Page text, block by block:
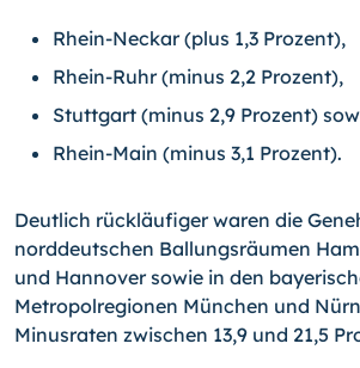
Rhein-Neckar (plus 1,3 Prozent),
Rhein-Ruhr (minus 2,2 Prozent),
Stuttgart (minus 2,9 Prozent)
Rhein-Main (minus 3,1 Prozent).
Deutlich rückläufiger waren die
norddeutschen Ballungsräumen
und Hannover sowie in den
Metropolregionen München und
Minusraten zwischen 13,9 und 21,5